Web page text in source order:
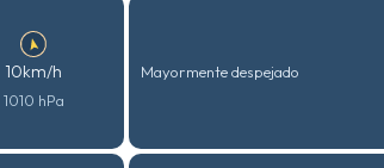
10km/h
1010 hPa
Mayormente despejado